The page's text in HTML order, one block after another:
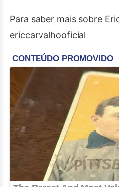
Para saber mais sobre
ericcarvalhooficial